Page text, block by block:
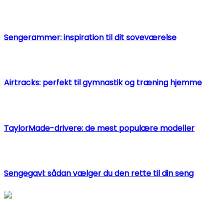
Sengerammer: inspiration til dit soveværelse
Airtracks: perfekt til gymnastik og træning hjemme
TaylorMade-drivere: de mest populære modeller
Sengegavl: sådan vælger du den rette til din seng